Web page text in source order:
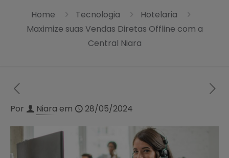
Home Tecnologia
Hotelaria
Maximize suas Vendas Diretas Offline com a
Central Niara
Por Niara em 28/05/2024